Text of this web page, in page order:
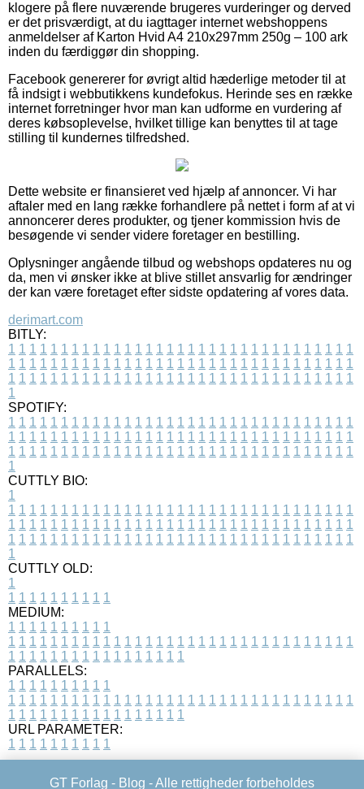
klogere på flere nuværende brugeres vurderinger og derved
er det prisværdigt, at du iagttager internet webshoppens
anmeldelser af Karton Hvid A4 210x297mm 250g – 100 ark
inden du færdiggør din shopping.
Facebook genererer for øvrigt altid hæderlige metoder til at
få indsigt i webbutikkens kundefokus. Herinde ses en række
internet forretninger hvor man kan udforme en vurdering af
deres købsoplevelse, hvilket tillige kan benyttes til at tage
stilling til kundernes tilfredshed.
Dette website er finansieret ved hjælp af annoncer. Vi har
aftaler med en lang række forhandlere på nettet i form af at vi
annoncerer deres produkter, og tjener kommission hvis de
besøgende vi sender videre foretager en bestilling.
Oplysninger angående tilbud og webshops opdateres nu og
da, men vi ønsker ikke at blive stillet ansvarlig for ændringer
der kan være foretaget efter sidste opdatering af vores data.
derimart.com
BITLY:
1 1 1 1 1 1 1 1 1 1 1 1 1 1 1 1 1 1 1 1 1 1 1 1 1 1 1 1 1 1 1 1 1
1 1 1 1 1 1 1 1 1 1 1 1 1 1 1 1 1 1 1 1 1 1 1 1 1 1 1 1 1 1 1 1 1
1 1 1 1 1 1 1 1 1 1 1 1 1 1 1 1 1 1 1 1 1 1 1 1 1 1 1 1 1 1 1 1 1
1
SPOTIFY:
1 1 1 1 1 1 1 1 1 1 1 1 1 1 1 1 1 1 1 1 1 1 1 1 1 1 1 1 1 1 1 1 1
1 1 1 1 1 1 1 1 1 1 1 1 1 1 1 1 1 1 1 1 1 1 1 1 1 1 1 1 1 1 1 1 1
1 1 1 1 1 1 1 1 1 1 1 1 1 1 1 1 1 1 1 1 1 1 1 1 1 1 1 1 1 1 1 1 1
1
CUTTLY BIO:
1
1 1 1 1 1 1 1 1 1 1 1 1 1 1 1 1 1 1 1 1 1 1 1 1 1 1 1 1 1 1 1 1 1
1 1 1 1 1 1 1 1 1 1 1 1 1 1 1 1 1 1 1 1 1 1 1 1 1 1 1 1 1 1 1 1 1
1 1 1 1 1 1 1 1 1 1 1 1 1 1 1 1 1 1 1 1 1 1 1 1 1 1 1 1 1 1 1 1 1
1
CUTTLY OLD:
1
1 1 1 1 1 1 1 1 1 1
MEDIUM:
1 1 1 1 1 1 1 1 1 1
1 1 1 1 1 1 1 1 1 1 1 1 1 1 1 1 1 1 1 1 1 1 1 1 1 1 1 1 1 1 1 1 1
1 1 1 1 1 1 1 1 1 1 1 1 1 1 1 1 1
PARALLELS:
1 1 1 1 1 1 1 1 1 1
1 1 1 1 1 1 1 1 1 1 1 1 1 1 1 1 1 1 1 1 1 1 1 1 1 1 1 1 1 1 1 1 1
1 1 1 1 1 1 1 1 1 1 1 1 1 1 1 1 1
URL PARAMETER:
1 1 1 1 1 1 1 1 1 1
GT Forlag - Blog - Alle rettigheder forbeholdes